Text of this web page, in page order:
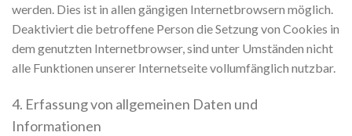
werden. Dies ist in allen gängigen Internetbrowsern möglich.
Deaktiviert die betroffene Person die Setzung von Cookies in
dem genutzten Internetbrowser, sind unter Umständen nicht
alle Funktionen unserer Internetseite vollumfänglich nutzbar.
4. Erfassung von allgemeinen Daten und
Informationen